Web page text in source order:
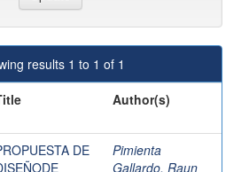
results 1 to 1 of 1
Author(s)
DE
Pimienta
Gallardo, Raun